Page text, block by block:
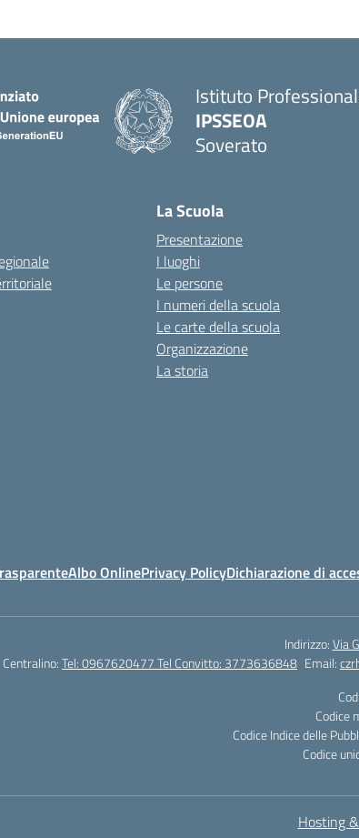
Istituto
IPSSEOA
Soverato
La Scuola
Presentazione
I luoghi
Le persone
I numeri della scuola
Le carte della scuola
Organizzazione
La storia
Albo OnlinePrivacy PolicyDichiarazione di
Indirizzo:Via
Centralino:Tel: 0967620477 Tel Convitto: 3773636848 Email:
Codice
Codice Indice delle
Codice
Hosting